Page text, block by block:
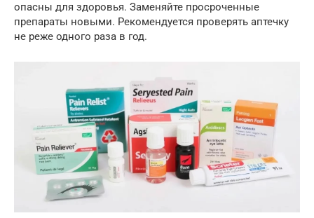
опасны для здоровья. Заменяйте просроченные
препараты новыми. Рекомендуется проверять аптечку
не реже одного раза в год.